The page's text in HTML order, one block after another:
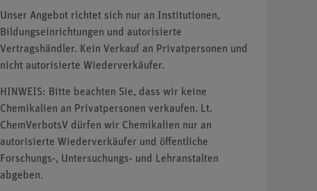
Unser Angebot richtet sich nur an Institutionen,
Bildungseinrichtungen und autorisierte
Vertragshändler. Kein Verkauf an Privatpersonen und
nicht autorisierte Wiederverkäufer.
HINWEIS: Bitte beachten Sie, dass wir keine
Chemikalien an Privatpersonen verkaufen. Lt.
ChemVerbotsV dürfen wir Chemikalien nur an
autorisierte Wiederverkäufer und öffentliche
Forschungs-, Untersuchungs- und Lehranstalten
abgeben.